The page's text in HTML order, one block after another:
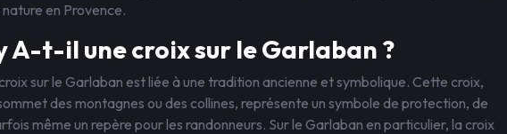
en Provence.
A-t-il une croix sur le Garlaban ?
sur le Garlaban est liée à une tradition ancienne et symbolique. Cette croix,
des montagnes ou des collines, représente un symbole de protection, de
même un repère pour les randonneurs. Sur le Garlaban en particulier, la croix